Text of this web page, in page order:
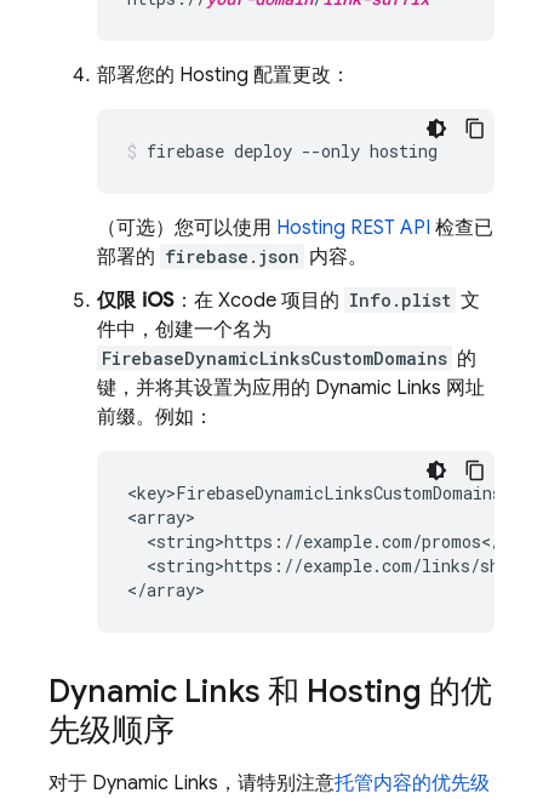
部署您的 Hosting 配置更改：
firebase deploy --only hosting
（可选）您可以使用 Hosting REST API 检查已
部署的 firebase.json 内容。
仅限 iOS：在 Xcode 项目的 Info.plist 文
件中，创建一个名为
FirebaseDynamicLinksCustomDomains 的
键，并将其设置为应用的 Dynamic Links 网址
前缀。例如：
<key>FirebaseDynamicLinksCustomDomains</
<array>
<string>https://example.com/promos</
<string>https://example.com/links/
Dynamic Links 和 Hosting 的优
先级顺序
对于 Dynamic Links ，请特别注意托管内容的优先级